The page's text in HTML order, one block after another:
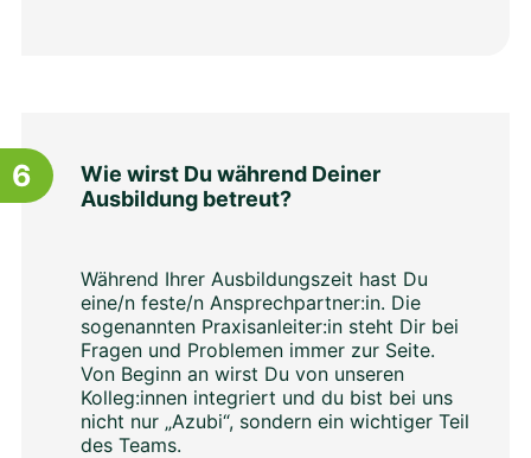
6
Wie wirst Du während Deiner
Ausbildung betreut?
Während Ihrer Ausbildungszeit hast Du
eine/n feste/n Ansprechpartner:in. Die
sogenannten Praxisanleiter:in steht Dir bei
Fragen und Problemen immer zur Seite.
Von Beginn an wirst Du von unseren
Kolleg:innen integriert und du bist bei uns
nicht nur „Azubi“, sondern ein wichtiger Teil
des Teams.